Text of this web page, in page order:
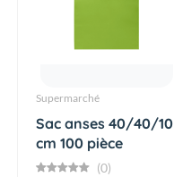
Supermarché
Sac anses 40/40/10
cm 100 pièce
(0)